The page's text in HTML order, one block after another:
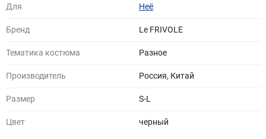
Для Неё
Бренд Le FRIVOLE
Тематика костюма Разное
Производитель Россия, Китай
Размер S-L
Цвет черный